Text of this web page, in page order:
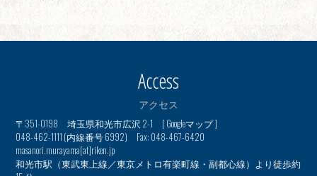
Access
アクセス
〒351-0198 埼玉県和光市広沢 2-1 [ Googleマップ]
048-462-1111 (内線番号 6992) Fax: 048-467-6420
masanori.murayama[at]riken.jp
和光市駅（東武東上線／東京メトロ有楽町線・副都心線）より徒歩約